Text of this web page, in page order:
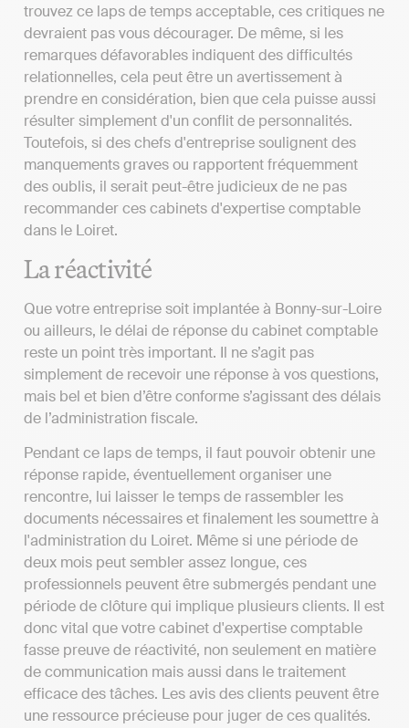
trouvez ce laps de temps acceptable, ces critiques ne
devraient pas vous décourager. De même, si les
remarques défavorables indiquent des difficultés
relationnelles, cela peut être un avertissement à
prendre en considération, bien que cela puisse aussi
résulter simplement d'un conflit de personnalités.
Toutefois, si des chefs d'entreprise soulignent des
manquements graves ou rapportent fréquemment
des oublis, il serait peut-être judicieux de ne pas
recommander ces cabinets d'expertise comptable
dans le Loiret.
La réactivité
Que votre entreprise soit implantée à Bonny-sur-Loire
ou ailleurs, le délai de réponse du cabinet comptable
reste un point très important. Il ne s’agit pas
simplement de recevoir une réponse à vos questions,
mais bel et bien d’être conforme s’agissant des délais
de l’administration fiscale.
Pendant ce laps de temps, il faut pouvoir obtenir une
réponse rapide, éventuellement organiser une
rencontre, lui laisser le temps de rassembler les
documents nécessaires et finalement les soumettre à
l'administration du Loiret. Même si une période de
deux mois peut sembler assez longue, ces
professionnels peuvent être submergés pendant une
période de clôture qui implique plusieurs clients. Il est
donc vital que votre cabinet d'expertise comptable
fasse preuve de réactivité, non seulement en matière
de communication mais aussi dans le traitement
efficace des tâches. Les avis des clients peuvent être
une ressource précieuse pour juger de ces qualités.